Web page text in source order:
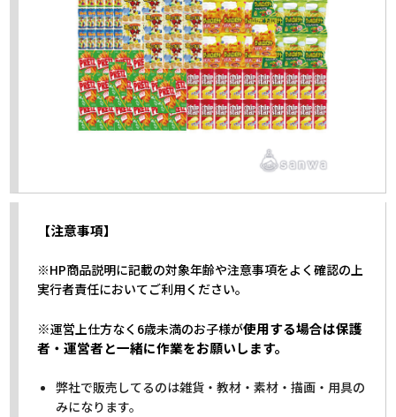
【注意事項】
※HP商品説明に記載の対象年齢や注意事項をよく確認の上
実行者責任においてご利用ください。
※運営上仕方なく6歳未満のお子様が使用する場合は保護
者・運営者と一緒に作業をお願いします。
弊社で販売してるのは雑貨・教材・素材・描画・用具の
みになります。